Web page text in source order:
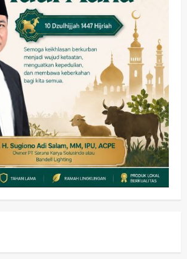
Pemkab Sidoarjo & Muhammadiyah
Sinergi Permudah Perizinan, Wakaf,
hingga Hibah
wartanusa 4 Agustus 2026
Kesehatan Pemerintahan
Ubah Lahan Tidur Jadi Cuan: Wabup
Sidoarjo Apresiasi Inovasi Teh Daun
Kumis Kucing Produk Anggota TNI AL
wartanusa 8 Agustus 2026
Kesehatan Pembangunan
Pemerintahan
PANAS! Kalah Tender Proyek RSUD
Sibar Rp 9,9 M, Beranikah CV Tiga
Anugerah Utama Pertaruhkan